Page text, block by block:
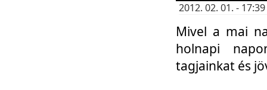
2012. 02. 01. -
Mivel a mai
holnapi
tagjainkat és